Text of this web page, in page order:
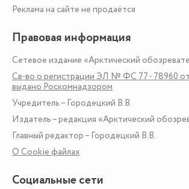
Реклама на сайте не продаётся
Правовая информация
Сетевое издание «Арктический
Св-во о регистрации ЭЛ № ФС 77 - 78960 от
выдано Роскомнадзором
Учредитель – Городецкий В.В.
Издатель – редакция «Арктический
Главный редактор – Городецкий В.В.
О Сookie файлах
Социальные сети